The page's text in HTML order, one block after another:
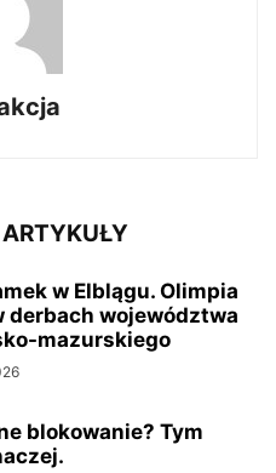
w Elblągu. Olimpia
derbach województwa
mazurskiego
blokowanie? Tym